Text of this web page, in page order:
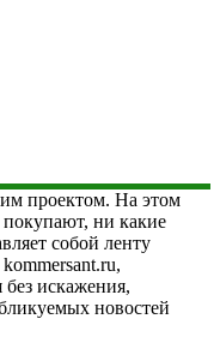
проектом. На этом
покупают, ни какие
собой ленту
искажения,
новостей